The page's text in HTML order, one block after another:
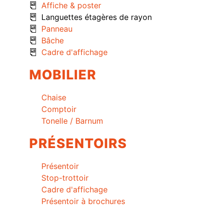
Affiche & poster
Languettes étagères de rayon
Panneau
Bâche
Cadre d'affichage
MOBILIER
Chaise
Comptoir
Tonelle / Barnum
PRÉSENTOIRS
Présentoir
Stop-trottoir
Cadre d'affichage
Présentoir à brochures